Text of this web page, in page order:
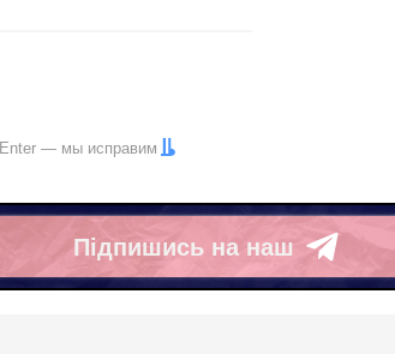
Enter — мы исправим
Підпишись на наш
Telegram